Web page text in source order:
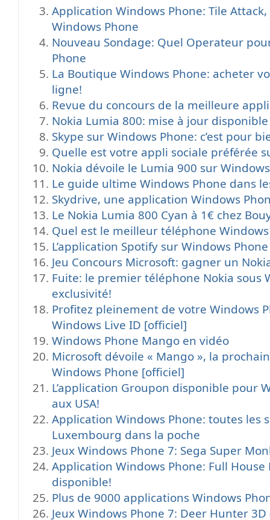
Application Windows Phone: Tile
Windows Phone
Nouveau Sondage: Quel Operateur
Phone
La Boutique Windows Phone: acheter
ligne!
Revue du concours de la meilleure
Nokia Lumia 800: mise à jour
Skype sur Windows Phone: c’est pour
Quelle est votre appli sociale préférée
Nokia dévoile le Lumia 900 sur
Le guide ultime Windows Phone dans
Skydrive, une application Windows
Le Nokia Lumia 800 Cyan à 1€ chez
Quel est le meilleur téléphone Windows
L’application Spotify sur Windows
Jeu Concours Microsoft: gagner un
Fuite: le premier téléphone Nokia sous
exclusivité!
Profitez pleinement de votre Windows
Windows Live ID [officiel]
Windows Phone Mango en vidéo
Microsoft dévoile « Mango », la
Windows Phone [officiel]
L’application Groupon disponible pour
aux USA!
Application Windows Phone: toutes les
Luxembourg dans la poche
Jeux Windows Phone 7: Sega Super
Application Windows Phone: Full House
disponible!
Plus de 9000 applications Windows
Jeux Windows Phone 7: Deer Hunter 3D